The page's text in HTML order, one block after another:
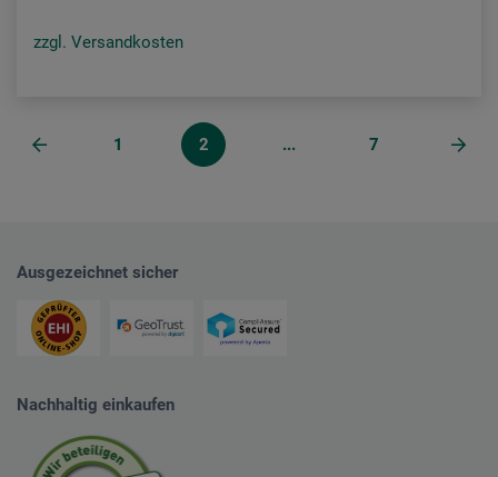
zzgl. Versandkosten
1 2 ... 7
Ausgezeichnet sicher
Nachhaltig einkaufen